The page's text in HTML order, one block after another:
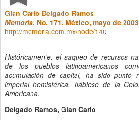
Gian Carlo Delgado Ramos
Memoria. No. 171. México, mayo de
http://memoria.com.mx/node/140
Históricamente, el saqueo de recursos
de los pueblos latinoamericanos
acumulación de capital, ha sido punto
imperial hemisférica, háblese de la
Americana.
Delgado Ramos, Gian Carlo